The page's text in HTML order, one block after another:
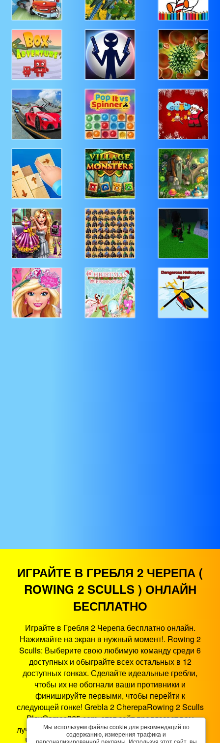
ИГРАЙТЕ В ГРЕБЛЯ 2 ЧЕРЕПА (
ROWING 2 SCULLS ) ОНЛАЙН
БЕСПЛАТНО
Играйте в Гребля 2 Черепа бесплатно онлайн.
Нажимайте на экран в нужный момент!. Rowing 2
Sculls: Выберите свою любимую команду среди 6
доступных и обыграйте всех остальных в 12
доступных гонках. Сделайте идеальные гребли,
чтобы их не обогнали ваши противники и
финишируйте первыми, чтобы перейти к
следующей гонке! Grebla 2 CherepaRowing 2 Sculls
PlayGames365.com, этот сайт предлагает вам
лучшие игровые развлечения в браузере. Гребля 2
Мы используем файлы cookie для рекомендаций по
содержанию, измерения трафика и
персонализированной рекламы. Используя этот сайт, вы